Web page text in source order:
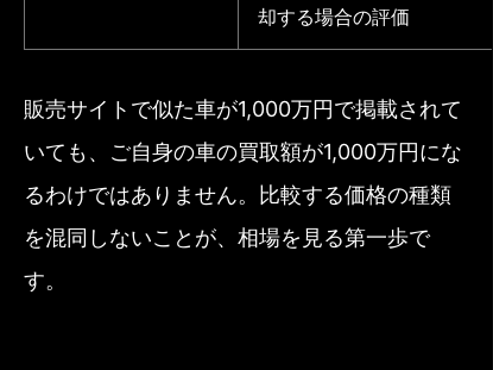
却する場合の評価
販売サイトで似た車が1,000万円で掲載されて
いても、ご自身の車の買取額が1,000万円にな
るわけではありません。比較する価格の種類
を混同しないことが、相場を見る第一歩で
す。